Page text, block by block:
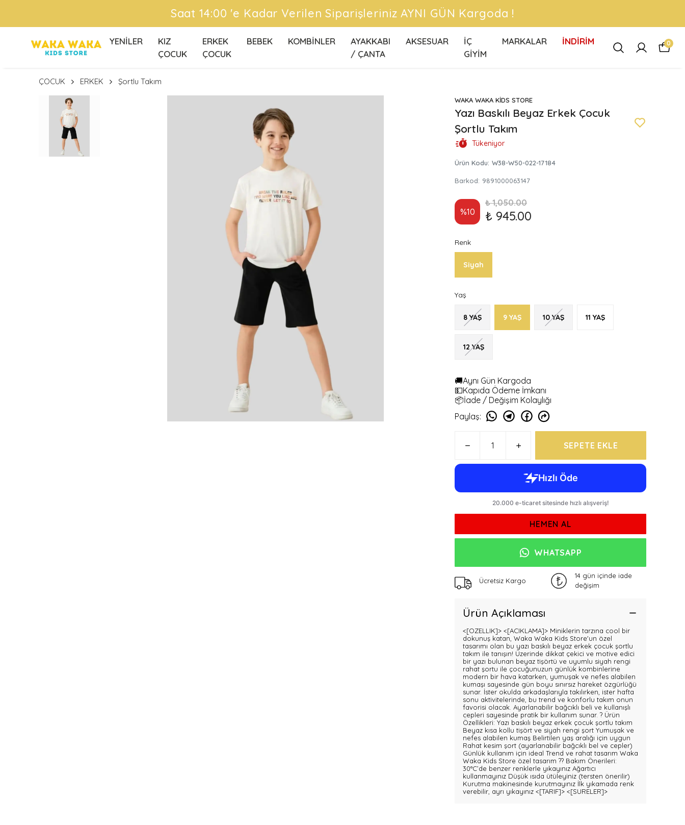
ÜCRETSİZ KARGO FIRSATLARINI KAÇIRMA !
YENİLER
KIZ
ÇOCUK
ERKEK
ÇOCUK
BEBEK KOMBİNLER
AYAKKABI
/ ÇANTA
AKSESUAR
İÇ
GİYİM
MARKALAR İNDİRİM 0
ÇOCUK ERKEK Şortlu Takım
WAKA WAKA KİDS STORE
Yazı Baskılı Beyaz Erkek Çocuk
Şortlu Takım
Tükeniyor
Ürün Kodu: W38-W50-022-17184
Barkod: 9891000063147
%10
₺ 1,050.00
₺ 945.00
Renk
Siyah
Yaş
8 YAŞ 9 YAŞ 10 YAŞ 11 YAŞ
12 YAŞ
🚚Aynı Gün Kargoda
💵Kapıda Ödeme İmkanı
📦İade / Değişim Kolaylığı
Paylaş:
SEPETE EKLE
HEMEN AL
WHATSAPP
Ücretsiz Kargo
14 gün içinde iade
değişim
Ürün Açıklaması
<[OZELLIK]> <[ACIKLAMA]> Miniklerin tarzına cool bir
dokunuş katan, Waka Waka Kids Store'un özel
tasarımı olan bu yazı baskılı beyaz erkek çocuk şortlu
takım ile tanışın! Üzerinde dikkat çekici ve motive edici
bir yazı bulunan beyaz tişörtü ve uyumlu siyah rengi
rahat şortu ile çocuğunuzun günlük kombinlerine
modern bir hava katarken, yumuşak ve nefes alabilen
kumaşı sayesinde gün boyu sınırsız hareket özgürlüğü
sunar. İster okulda arkadaşlarıyla takılırken, ister hafta
sonu aktivitelerinde, bu trend ve konforlu takım onun
favorisi olacak. Ayarlanabilir bağcıklı beli ve kullanışlı
cepleri sayesinde pratik bir kullanım sunar. ? Ürün
Özellikleri: Yazı baskılı beyaz erkek çocuk şortlu takım
Beyaz kısa kollu tişört ve siyah rengi şort Yumuşak ve
nefes alabilen kumaş Belirtilen yaş aralığı için uygun
Rahat kesim şort (ayarlanabilir bağcıklı bel ve cepler)
Günlük kullanım için ideal Trend ve rahat tasarım Waka
Waka Kids Store özel tasarım ?? Bakım Önerileri:
30°C’de benzer renklerle yıkayınız Ağartıcı
kullanmayınız Düşük ısıda ütüleyiniz (tersten önerilir)
Kurutma makinesinde kurutmayınız İlk yıkamada renk
verebilir, ayrı yıkayınız <[TARIF]> <[SURELER]>